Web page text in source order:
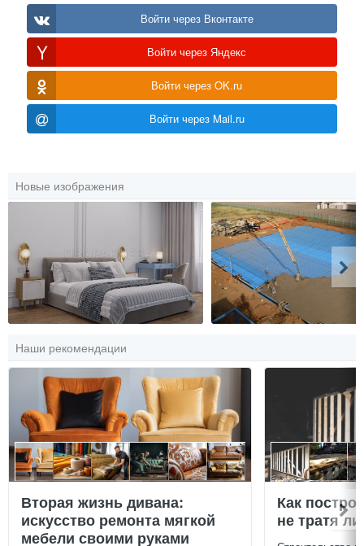
Войти через Вконтакте
Войти через Яндекс
Войти через OK.ru
Войти через Mail.ru
Новые изображения
Наши рекомендации
Вторая жизнь дивана:
искусство ремонта мягкой
мебели своими руками
Как
не тратя